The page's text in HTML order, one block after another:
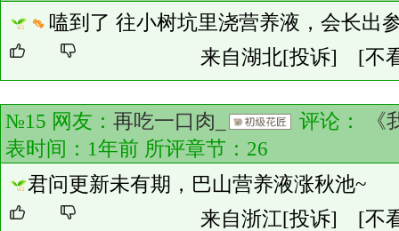
嗑到了 往小树坑里浇营养液，会长出
来自湖北[投诉] [不
№15 网友： 再吃一口肉_ 评论：
表时间：1年前 所评章节： 26
君问更新未有期，巴山营养液涨秋池~
来自浙江[投诉] [不